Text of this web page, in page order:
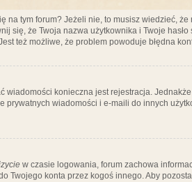
na tym forum? Jeżeli nie, to musisz wiedzieć,
się, że Twoja nazwa użytkownika i Twoje
też możliwe, że problem powoduje błędna
wiadomości konieczna jest rejestracja.
prywatnych wiadomości i e-maili do innych
w czasie logowania, forum zachowa
Twojego konta przez kogoś innego. Aby